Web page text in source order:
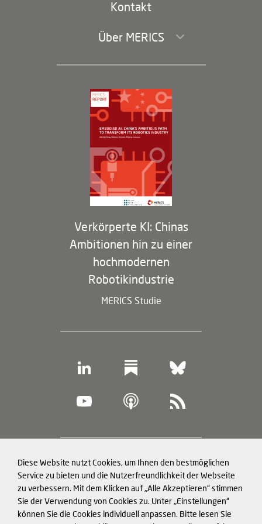
Diese Website nutzt Cookies, um Ihnen den bestmöglichen
Service zu bieten und die Nutzerfreundlichkeit der Webseite
zu verbessern. Mit dem Klicken auf „Alle Akzeptieren“ stimmen
Sie der Verwendung von Cookies zu. Unter „Einstellungen“
können Sie die Cookies individuell anpassen. Bitte lesen Sie
Kontakt
Über MERICS
Geschäftsführung und Bereiche
Governance
Arbeiten bei MERICS
Partner
Membership Program
Verkörperte KI: Chinas
Ambitionen hin zu einer
hochmodernen
Robotikindustrie
MERICS Studie
Footer
(legal
information)
Datenschutz und Cookies
Impressum